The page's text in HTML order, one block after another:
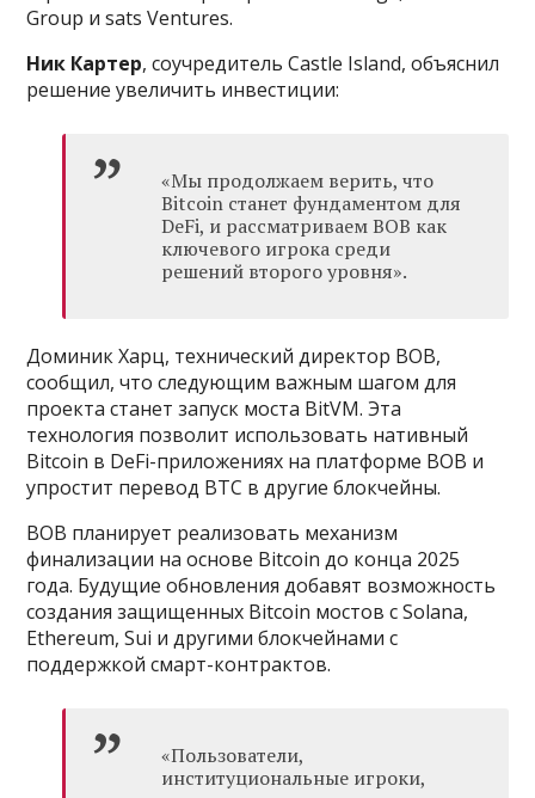
Group и sats Ventures.
Ник Картер, соучредитель Castle Island, объяснил
решение увеличить инвестиции:
«Мы продолжаем верить, что
Bitcoin станет фундаментом для
DeFi, и рассматриваем BOB как
ключевого игрока среди
решений второго уровня».
Доминик Харц, технический директор BOB,
сообщил, что следующим важным шагом для
проекта станет запуск моста BitVM. Эта
технология позволит использовать нативный
Bitcoin в DeFi-приложениях на платформе BOB и
упростит перевод BTC в другие блокчейны.
BOB планирует реализовать механизм
финализации на основе Bitcoin до конца 2025
года. Будущие обновления добавят возможность
создания защищенных Bitcoin мостов с Solana,
Ethereum, Sui и другими блокчейнами с
поддержкой смарт-контрактов.
«Пользователи,
институциональные игроки,